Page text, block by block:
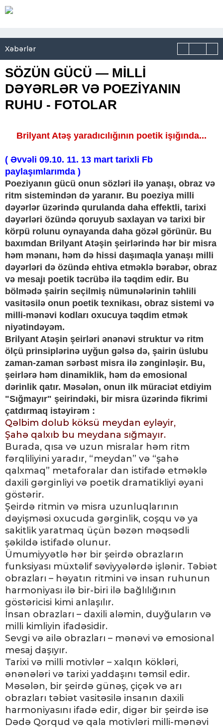
Xəbərlər
SÖZÜN GÜCÜ — MİLLİ
DƏYƏRLƏR VƏ POEZİYANIN
RUHU - FOTOLAR
Brilyant Atəş yaradıcılığının poetik işığında...
( Əvvəli 09.10. 11. 13 mart tarixli Fb
paylaşımlarımda )
Poeziyanın gücü onun sözləri ilə yanaşı, obraz və
ritm sistemindən də yaranır. Bu poeziya milli
dəyərlər üzərində qurulanda daha effektli, tarixi
dəyərləri özündə qoruyub saxlayan və tarixi bir
körpü rolunu oynayanda daha gözəl görünür. Bu
baxımdan Brilyant Atəşin şeirlərində hər bir misra
həm mənanı, həm də hissi daşımaqla yanaşı milli
dəyərləri də özündə ehtiva etməklə bərabər, obraz
və mesajı poetik təcrübə ilə təqdim edir. Bu
bölmədə şairin seçilmiş nümunələrinin təhlili
vasitəsilə onun poetik texnikası, obraz sistemi və
milli-mənəvi kodları oxucuya təqdim etmək
niyətindəyəm.
Brilyant Atəşin şeirləri ənənəvi struktur və ritm
ölçü prinsiplərinə uyğun gəlsə də, şairin üslubu
zaman-zaman sərbəst misra ilə zənginləşir. Bu,
şeirlərə həm dinamiklik, həm də emosional
dərinlik qatır. Məsələn, onun ilk müraciət etdiyim
"Sığmayır" şeirindəki, bir misra üzərində fikrimi
çatdırmaq istəyirəm :
Qəlbim dolub köksü meydan eyləyir,
Şahə qalxıb bu meydana sığmayır.
Burada, qısa və uzun misralar həm ritm
fərqliliyini yaradır, “meydan” və “şahə
qalxmaq” metaforalar dan istifadə etməklə
daxili gərginliyi və poetik dramatikliyi əyani
göstərir.
Şeirdə ritmin və misra uzunluqlarının
dəyişməsi oxucuda gərginlik, coşqu və ya
sakitlik yaratmaq üçün bəzən məqsədli
şəkildə istifadə olunur.
Ümumiyyətlə hər bir şeirdə obrazların
funksiyası müxtəlif səviyyələrdə işlənir. Təbiət
obrazları – həyatın ritmini və insan ruhunun
harmoniyası ilə bir-biri ilə bağlılığının
göstəricisi kimi anlaşılır.
İnsan obrazları – daxili aləmin, duyğuların və
milli kimliyin ifadəsidir.
Sevgi və ailə obrazları – mənəvi və emosional
mesaj daşıyır.
Tarixi və milli motivlər – xalqın kökləri,
ənənələri və tarixi yaddaşını təmsil edir.
Məsələn, bir şeirdə günəş, çiçək və arı
obrazları təbiət vasitəsilə insanın daxili
harmoniyasını ifadə edir, digər bir şeirdə isə
Dədə Qorqud və qala motivləri milli-mənəvi